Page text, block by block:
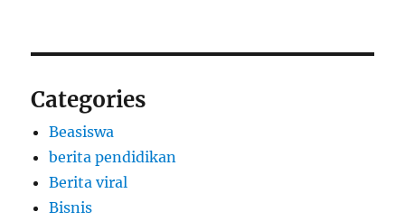
Categories
Beasiswa
berita pendidikan
Berita viral
Bisnis